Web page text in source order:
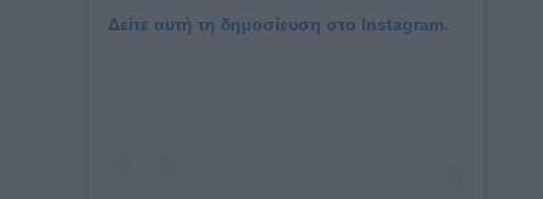
Δείτε αυτή τη δημοσίευση στο Instagram.